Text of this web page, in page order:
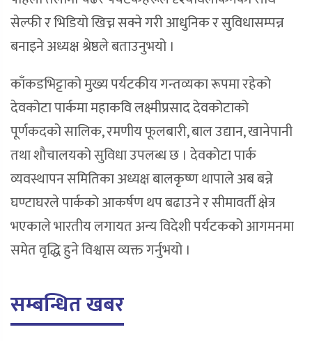
सेल्फी र भिडियो खिच्न सक्ने गरी आधुनिक र सुविधासम्पन्न
बनाइने अध्यक्ष श्रेष्ठले बताउनुभयो ।
काँकडभिट्टाको मुख्य पर्यटकीय गन्तव्यका रूपमा रहेको
देवकोटा पार्कमा महाकवि लक्ष्मीप्रसाद देवकोटाको
पूर्णकदको सालिक, रमणीय फूलबारी, बाल उद्यान, खानेपानी
तथा शौचालयको सुविधा उपलब्ध छ । देवकोटा पार्क
व्यवस्थापन समितिका अध्यक्ष बालकृष्ण थापाले अब बन्ने
घण्टाघरले पार्कको आकर्षण थप बढाउने र सीमावर्ती क्षेत्र
भएकाले भारतीय लगायत अन्य विदेशी पर्यटकको आगमनमा
समेत वृद्धि हुने विश्वास व्यक्त गर्नुभयो ।
सम्बन्धित खबर